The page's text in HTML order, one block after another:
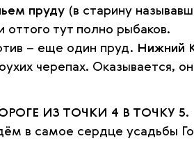
пруду (в старину
оттого тут полно рыбаков.
– еще один пруд. Нижний
черепах. Оказывается,
ИЗ ТОЧКИ 4 В ТОЧКУ 5.
в самое сердце усадьбы